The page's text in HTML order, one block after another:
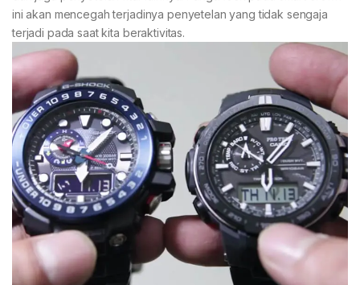
ini akan mencegah terjadinya penyetelan yang tidak sengaja
terjadi pada saat kita beraktivitas.